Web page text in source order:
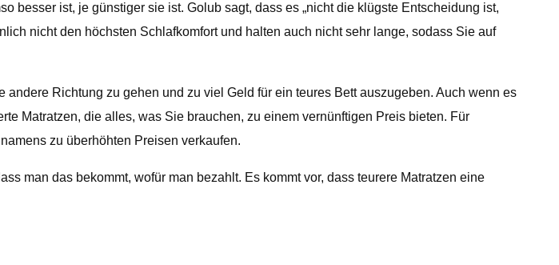
besser ist, je günstiger sie ist. Golub sagt, dass es „nicht die klügste Entscheidung ist,
nicht den höchsten Schlafkomfort und halten auch nicht sehr lange, sodass Sie auf
Richtung zu gehen und zu viel Geld für ein teures Bett auszugeben. Auch wenn es
Matratzen, die alles, was Sie brauchen, zu einem vernünftigen Preis bieten. Für
zu überhöhten Preisen verkaufen.
man das bekommt, wofür man bezahlt. Es kommt vor, dass teurere Matratzen eine